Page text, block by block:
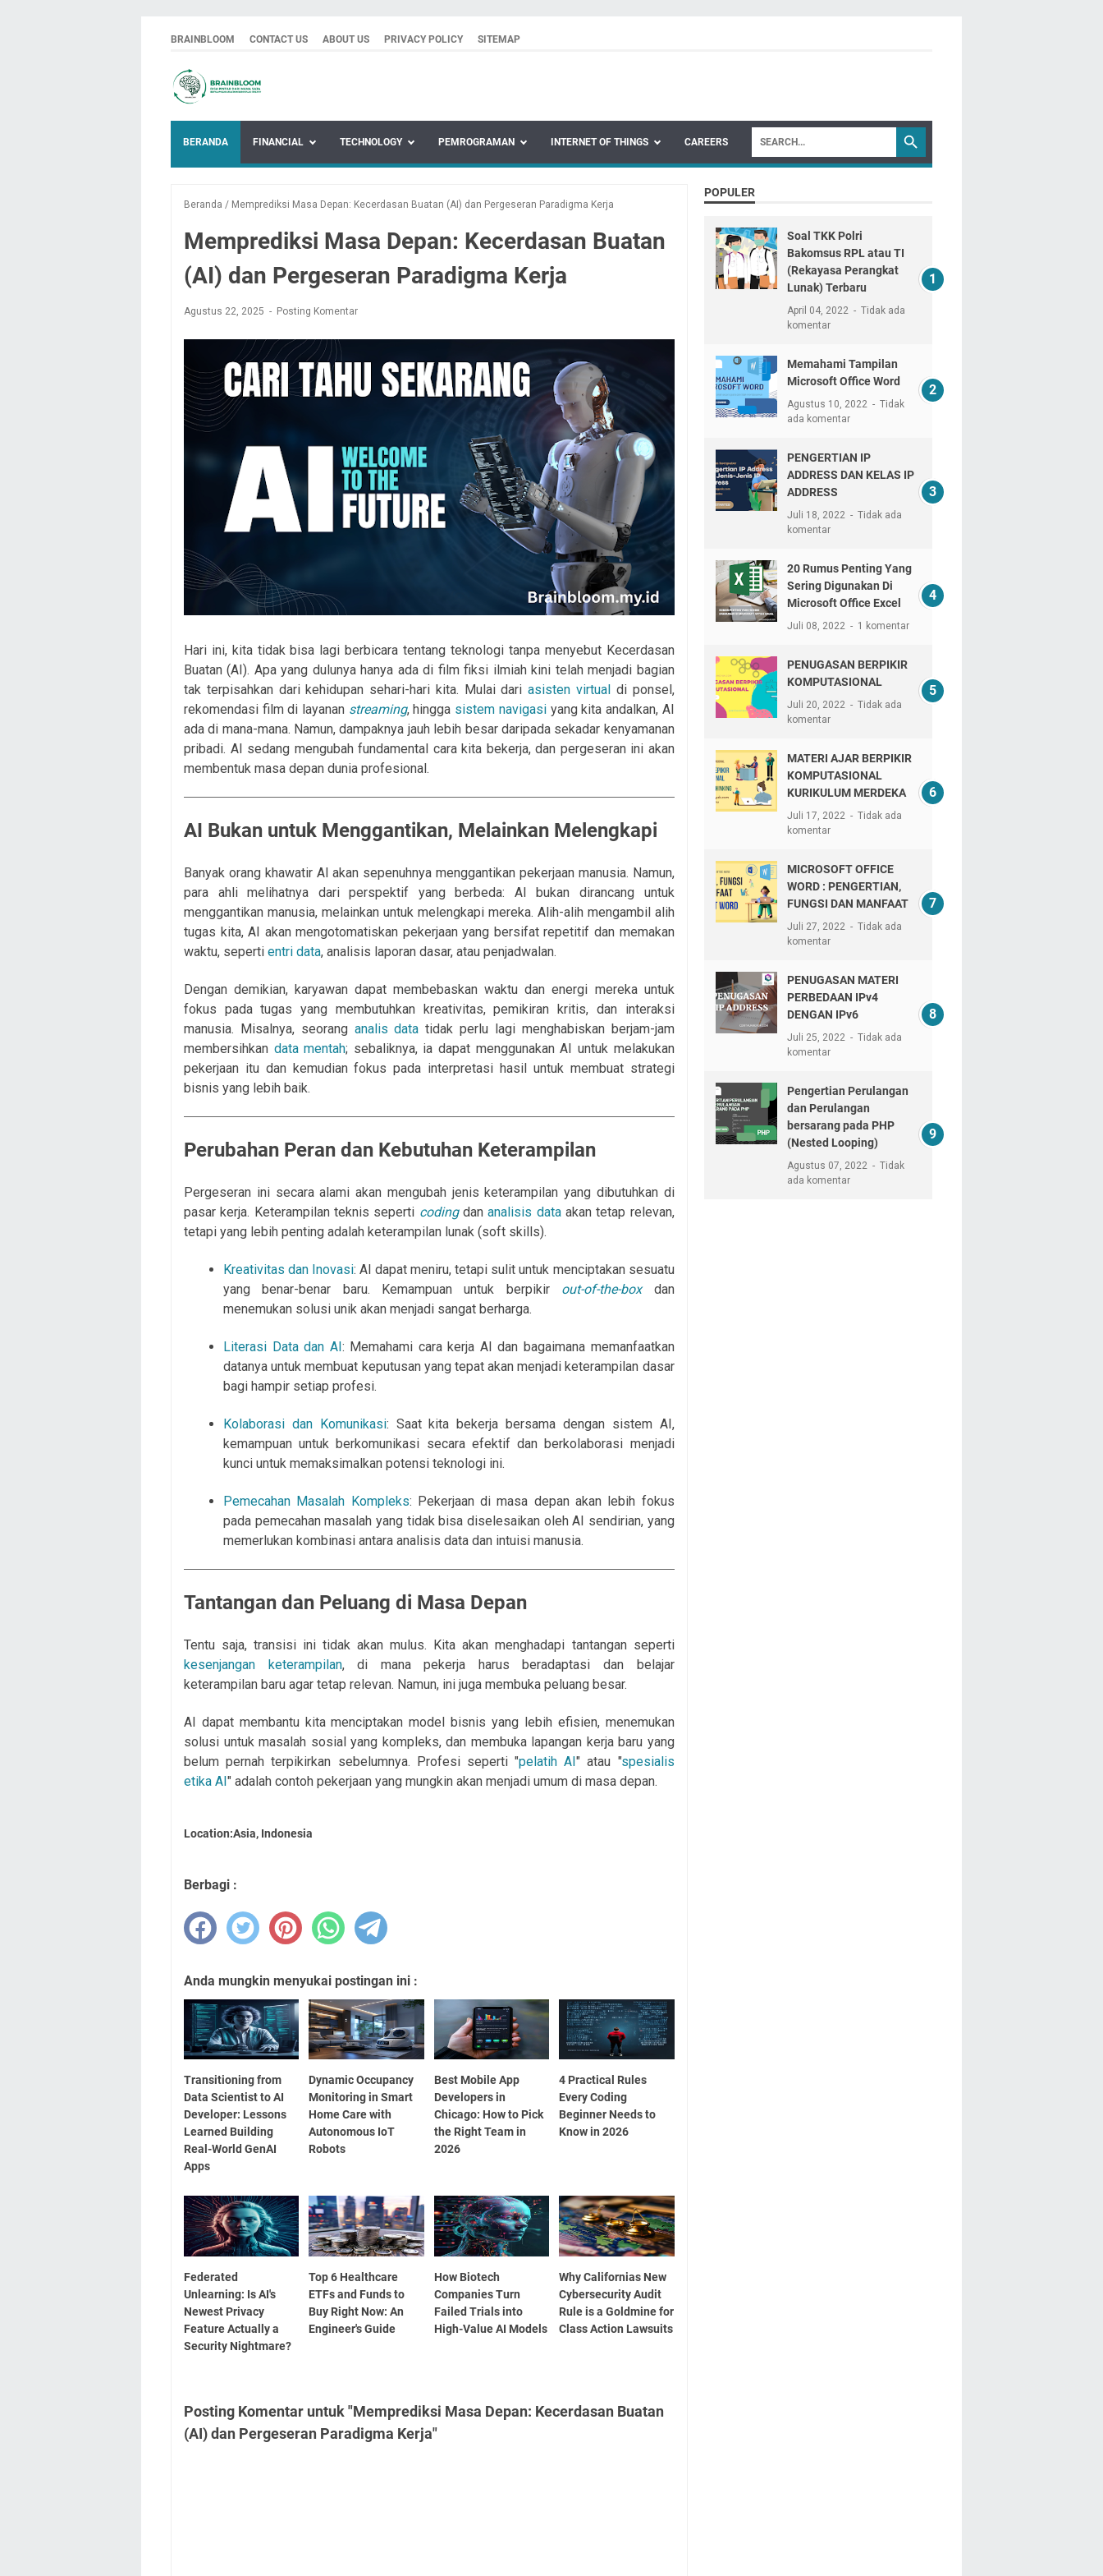
BRAINBLOOM CONTACT US ABOUT US PRIVACY POLICY SITEMAP
BERANDA FINANCIAL TECHNOLOGY PEMROGRAMAN INTERNET OF THINGS CAREERS
Beranda / Memprediksi Masa Depan: Kecerdasan Buatan (AI) dan Pergeseran Paradigma Kerja
Memprediksi Masa Depan: Kecerdasan Buatan
(AI) dan Pergeseran Paradigma Kerja
Agustus 22, 2025 Posting Komentar
Hari ini, kita tidak bisa lagi berbicara tentang teknologi tanpa menyebut Kecerdasan
Buatan (AI). Apa yang dulunya hanya ada di film fiksi ilmiah kini telah menjadi bagian
tak terpisahkan dari kehidupan sehari-hari kita. Mulai dariasisten virtual di ponsel,
rekomendasi film di layanan streaming, hingga sistem navigasiyang kita andalkan, AI
ada di mana-mana. Namun, dampaknya jauh lebih besar daripada sekadar kenyamanan
pribadi. AI sedang mengubah fundamental cara kita bekerja, dan pergeseran ini akan
membentuk masa depan dunia profesional.
AI Bukan untuk Menggantikan, Melainkan Melengkapi
Banyak orang khawatir AI akan sepenuhnya menggantikan pekerjaan manusia. Namun,
para ahli melihatnya dari perspektif yang berbeda: AI bukan dirancang untuk
menggantikan manusia, melainkan untuk melengkapi mereka. Alih-alih mengambil alih
tugas kita, AI akan mengotomatiskan pekerjaan yang bersifat repetitif dan memakan
waktu, seperti entri data, analisis laporan dasar, atau penjadwalan.
Dengan demikian, karyawan dapat membebaskan waktu dan energi mereka untuk
fokus pada tugas yang membutuhkan kreativitas, pemikiran kritis, dan interaksi
manusia. Misalnya, seorang analis data tidak perlu lagi menghabiskan berjam-jam
membersihkan data mentah; sebaliknya, ia dapat menggunakan AI untuk melakukan
pekerjaan itu dan kemudian fokus pada interpretasi hasil untuk membuat strategi
bisnis yang lebih baik.
Perubahan Peran dan Kebutuhan Keterampilan
Pergeseran ini secara alami akan mengubah jenis keterampilan yang dibutuhkan di
pasar kerja. Keterampilan teknis seperti codingdananalisis dataakan tetap relevan,
tetapi yang lebih penting adalah keterampilan lunak (soft skills).
Kreativitas dan Inovasi: AI dapat meniru, tetapi sulit untuk menciptakan sesuatu
yang benar-benar baru. Kemampuan untuk berpikir out-of-the-boxdan
menemukan solusi unik akan menjadi sangat berharga.
Literasi Data dan AI: Memahami cara kerja AI dan bagaimana memanfaatkan
datanya untuk membuat keputusan yang tepat akan menjadi keterampilan dasar
bagi hampir setiap profesi.
Kolaborasi dan Komunikasi: Saat kita bekerja bersama dengan sistem AI,
kemampuan untuk berkomunikasi secara efektif dan berkolaborasi menjadi
kunci untuk memaksimalkan potensi teknologi ini.
Pemecahan Masalah Kompleks: Pekerjaan di masa depan akan lebih fokus
pada pemecahan masalah yang tidak bisa diselesaikan oleh AI sendirian, yang
memerlukan kombinasi antara analisis data dan intuisi manusia.
Tantangan dan Peluang di Masa Depan
Tentu saja, transisi ini tidak akan mulus. Kita akan menghadapi tantangan seperti
kesenjangan keterampilan, di mana pekerja harus beradaptasi dan belajar
keterampilan baru agar tetap relevan. Namun, ini juga membuka peluang besar.
AI dapat membantu kita menciptakan model bisnis yang lebih efisien, menemukan
solusi untuk masalah sosial yang kompleks, dan membuka lapangan kerja baru yang
belum pernah terpikirkan sebelumnya. Profesi seperti "pelatih AI" atau "spesialis
etika AI" adalah contoh pekerjaan yang mungkin akan menjadi umum di masa depan.
Location:Asia, Indonesia
Berbagi :
Anda mungkin menyukai postingan ini :
Transitioning from
Data Scientist to AI
Developer: Lessons
Learned Building
Real-World GenAI
Apps
Dynamic Occupancy
Monitoring in Smart
Home Care with
Autonomous IoT
Robots
Best Mobile App
Developers in
Chicago: How to Pick
the Right Team in
2026
4 Practical Rules
Every Coding
Beginner Needs to
Know in 2026
Federated
Unlearning: Is AI's
Newest Privacy
Feature Actually a
Security Nightmare?
Top 6 Healthcare
ETFs and Funds to
Buy Right Now: An
Engineer's Guide
How Biotech
Companies Turn
Failed Trials into
High-Value AI Models
Why Californias New
Cybersecurity Audit
Rule is a Goldmine for
Class Action Lawsuits
Posting Komentar untuk "Memprediksi Masa Depan: Kecerdasan Buatan
(AI) dan Pergeseran Paradigma Kerja"
POPULER
Soal TKK Polri
Bakomsus RPL atau TI
(Rekayasa Perangkat
Lunak) Terbaru
April 04, 2022
Tidak ada
komentar
Memahami Tampilan
Microsoft Office Word
Agustus 10, 2022
Tidak
ada komentar
PENGERTIAN IP
ADDRESS DAN KELAS IP
ADDRESS
Juli 18, 2022
Tidak ada
komentar
20 Rumus Penting Yang
Sering Digunakan Di
Microsoft Office Excel
Juli 08, 2022 1 komentar
PENUGASAN BERPIKIR
KOMPUTASIONAL
Juli 20, 2022
Tidak ada
komentar
MATERI AJAR BERPIKIR
KOMPUTASIONAL
KURIKULUM MERDEKA
Juli 17, 2022
Tidak ada
komentar
MICROSOFT OFFICE
WORD : PENGERTIAN,
FUNGSI DAN MANFAAT
Juli 27, 2022
Tidak ada
komentar
PENUGASAN MATERI
PERBEDAAN IPv4
DENGAN IPv6
Juli 25, 2022
Tidak ada
komentar
Pengertian Perulangan
dan Perulangan
bersarang pada PHP
(Nested Looping)
Agustus 07, 2022
Tidak
ada komentar